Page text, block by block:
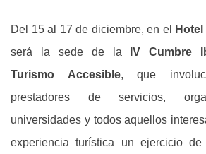
Del 15 al 17 de diciembre, en el
será la sede de la
IV Cumbre
Turismo Accesible, que
prestadores de servicios,
universidades y todos aquellos
experiencia turística un ejercicio